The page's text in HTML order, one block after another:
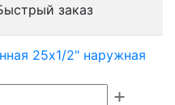
заказ
25х1/2" наружная